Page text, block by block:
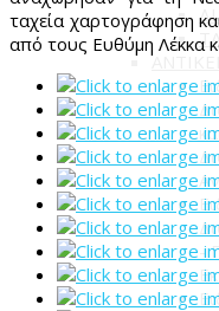
-
ταχεία χαρτογράφηση
από τους Ευθύμη Λέκκα